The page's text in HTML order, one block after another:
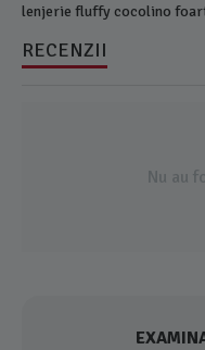
lenjerie fluffy cocolino
RECENZII
Nu au